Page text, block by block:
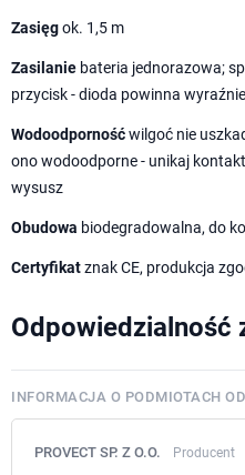
Zasięgok. 1,5 m
Zasilanie bateria jednorazowa;
przycisk - dioda powinna
Wodoodpornośćwilgoć nie
ono wodoodporne - unikaj
wysusz
Obudowa biodegradowalna, do
Certyfikatznak CE, produkcja
Odpowiedzialność
INFORMACJA O PODMIOTACH
PROVECT SP. Z O.O. Producent